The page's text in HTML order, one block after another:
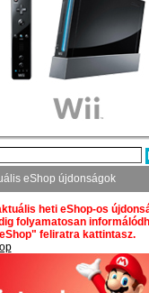
eShop újdonságok
heti eShop-os
folyamatosan
feliratra kattintasz.